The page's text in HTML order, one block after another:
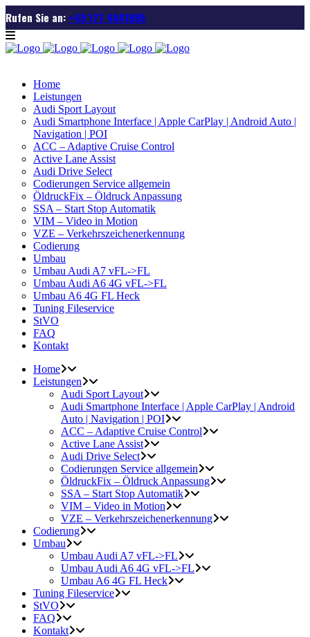
Rufen Sie an: +49 177 4841095
Home
Leistungen
Audi Sport Layout
Audi Smartphone Interface | Apple CarPlay | Android Auto |
Navigation | POI
ACC – Adaptive Cruise Control
Active Lane Assist
Audi Drive Select
Codierungen Service allgemein
ÖldruckFix – Öldruck Anpassung
SSA – Start Stop Automatik
VIM – Video in Motion
VZE – Verkehrszeichenerkennung
Codierung
Umbau
Umbau Audi A7 vFL->FL
Umbau Audi A6 4G vFL->FL
Umbau A6 4G FL Heck
Tuning Fileservice
StVO
FAQ
Kontakt
Home
Leistungen
Audi Sport Layout
Audi Smartphone Interface | Apple CarPlay | Android
Auto | Navigation | POI
ACC – Adaptive Cruise Control
Active Lane Assist
Audi Drive Select
Codierungen Service allgemein
ÖldruckFix – Öldruck Anpassung
SSA – Start Stop Automatik
VIM – Video in Motion
VZE – Verkehrszeichenerkennung
Codierung
Umbau
Umbau Audi A7 vFL->FL
Umbau Audi A6 4G vFL->FL
Umbau A6 4G FL Heck
Tuning Fileservice
StVO
FAQ
Kontakt